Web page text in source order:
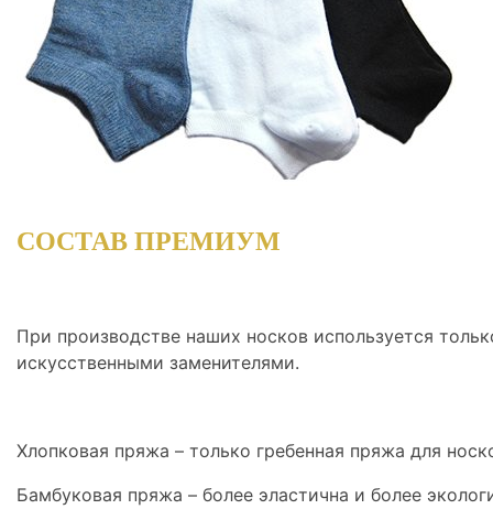
СОСТАВ ПРЕМИУМ
При производстве наших носков используется
искусственными заменителями.
Хлопковая пряжа – только гребенная пряжа для
Бамбуковая пряжа – более эластична и более